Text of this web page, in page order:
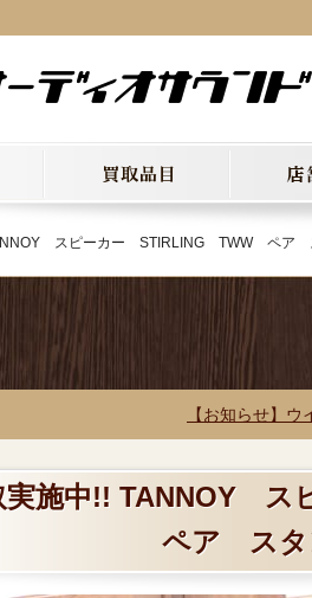
スピーカー STIRLING TWW ペア
【お知らせ】
実施中!! TANNOY
ペア スタ